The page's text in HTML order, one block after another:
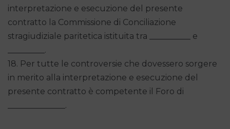
interpretazione e esecuzione del presente
contratto la Commissione di Conciliazione
stragiudiziale paritetica istituita tra __________ e
_________.
18. Per tutte le controversie che dovessero sorgere
in merito alla interpretazione e esecuzione del
presente contratto è competente il Foro di
______________.